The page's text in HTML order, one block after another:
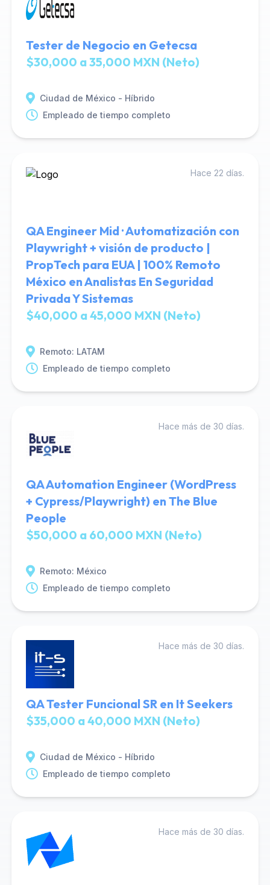
Tester de Negocio en Getecsa
$30,000 a 35,000 MXN (Neto)
Ciudad de México - Híbrido
Empleado de tiempo completo
Hace 22 días.
QA Engineer Mid · Automatización con
Playwright + visión de producto |
PropTech para EUA | 100% Remoto
México en Analistas En Seguridad
Privada Y Sistemas
$40,000 a 45,000 MXN (Neto)
Remoto: LATAM
Empleado de tiempo completo
Hace más de 30 días.
QA Automation Engineer (WordPress
+ Cypress/Playwright) en The Blue
People
$50,000 a 60,000 MXN (Neto)
Remoto: México
Empleado de tiempo completo
Hace más de 30 días.
QA Tester Funcional SR en It Seekers
$35,000 a 40,000 MXN (Neto)
Ciudad de México - Híbrido
Empleado de tiempo completo
Hace más de 30 días.